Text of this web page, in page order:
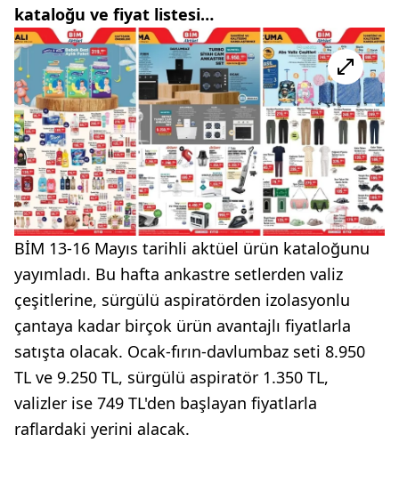
kataloğu ve fiyat listesi…
BİM 13-16 Mayıs tarihli aktüel ürün kataloğunu
yayımladı. Bu hafta ankastre setlerden valiz
çeşitlerine, sürgülü aspiratörden izolasyonlu
çantaya kadar birçok ürün avantajlı fiyatlarla
satışta olacak. Ocak-fırın-davlumbaz seti 8.950
TL ve 9.250 TL, sürgülü aspiratör 1.350 TL,
valizler ise 749 TL'den başlayan fiyatlarla
raflardaki yerini alacak.